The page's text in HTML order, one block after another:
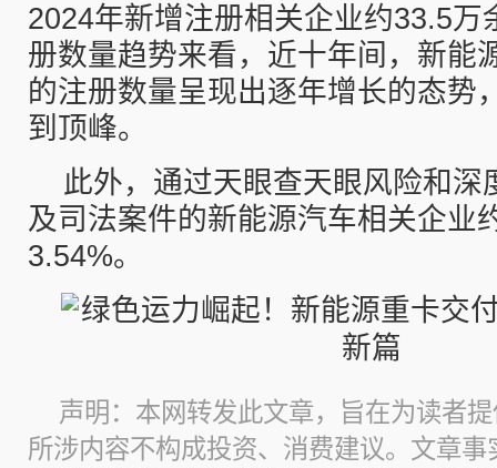
2024年新增注册相关企业约33.5万
册数量趋势来看，近十年间，新能
的注册数量呈现出逐年增长的态势
到顶峰。
此外，通过天眼查天眼风险和深
及司法案件的新能源汽车相关企业
3.54%。
声明：本网转发此文章，旨在为读者
所涉内容不构成投资、消费建议。文章